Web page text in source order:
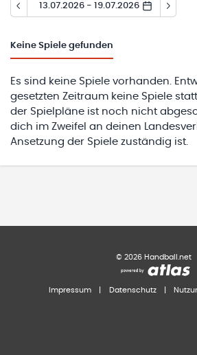
13.07.2026 - 19.07.2026
Keine Spiele gefunden
Es sind keine Spiele vorhanden.
gesetzten Zeitraum keine Spiele
der Spielpläne ist noch nicht
dich im Zweifel an deinen
Ansetzung der Spiele zuständig ist.
© 2026 Handball.net
Impressum Datenschutz